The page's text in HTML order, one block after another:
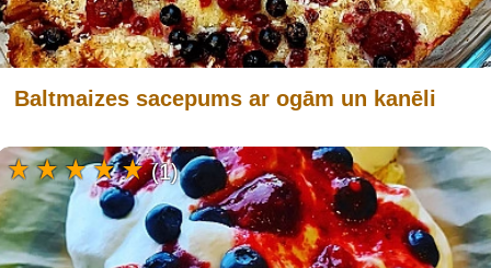
Baltmaizes sacepums ar ogām un kanēli
(1)